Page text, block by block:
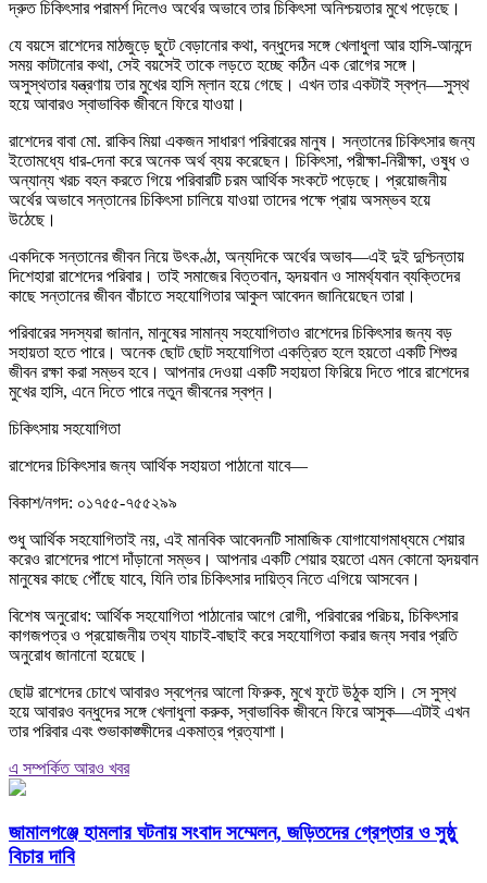
দ্রুত চিকিৎসার পরামর্শ দিলেও অর্থের অভাবে তার চিকিৎসা অনিশ্চয়তার মুখে পড়েছে।
যে বয়সে রাশেদের মাঠজুড়ে ছুটে বেড়ানোর কথা, বন্ধুদের সঙ্গে খেলাধুলা আর হাসি-আনন্দে
সময় কাটানোর কথা, সেই বয়সেই তাকে লড়তে হচ্ছে কঠিন এক রোগের সঙ্গে।
অসুস্থতার যন্ত্রণায় তার মুখের হাসি ম্লান হয়ে গেছে। এখন তার একটাই স্বপ্ন—সুস্থ
হয়ে আবারও স্বাভাবিক জীবনে ফিরে যাওয়া।
রাশেদের বাবা মো. রাকিব মিয়া একজন সাধারণ পরিবারের মানুষ। সন্তানের চিকিৎসার জন্য
ইতোমধ্যে ধার-দেনা করে অনেক অর্থ ব্যয় করেছেন। চিকিৎসা, পরীক্ষা-নিরীক্ষা, ওষুধ ও
অন্যান্য খরচ বহন করতে গিয়ে পরিবারটি চরম আর্থিক সংকটে পড়েছে। প্রয়োজনীয়
অর্থের অভাবে সন্তানের চিকিৎসা চালিয়ে যাওয়া তাদের পক্ষে প্রায় অসম্ভব হয়ে
উঠেছে।
একদিকে সন্তানের জীবন নিয়ে উৎকণ্ঠা, অন্যদিকে অর্থের অভাব—এই দুই দুশ্চিন্তায়
দিশেহারা রাশেদের পরিবার। তাই সমাজের বিত্তবান, হৃদয়বান ও সামর্থ্যবান ব্যক্তিদের
কাছে সন্তানের জীবন বাঁচাতে সহযোগিতার আকুল আবেদন জানিয়েছেন তারা।
পরিবারের সদস্যরা জানান, মানুষের সামান্য সহযোগিতাও রাশেদের চিকিৎসার জন্য বড়
সহায়তা হতে পারে। অনেক ছোট ছোট সহযোগিতা একত্রিত হলে হয়তো একটি শিশুর
জীবন রক্ষা করা সম্ভব হবে। আপনার দেওয়া একটি সহায়তা ফিরিয়ে দিতে পারে রাশেদের
মুখের হাসি, এনে দিতে পারে নতুন জীবনের স্বপ্ন।
চিকিৎসায় সহযোগিতা
রাশেদের চিকিৎসার জন্য আর্থিক সহায়তা পাঠানো যাবে—
বিকাশ/নগদ: ০১৭৫৫-৭৫৫২৯৯
শুধু আর্থিক সহযোগিতাই নয়, এই মানবিক আবেদনটি সামাজিক যোগাযোগমাধ্যমে শেয়ার
করেও রাশেদের পাশে দাঁড়ানো সম্ভব। আপনার একটি শেয়ার হয়তো এমন কোনো হৃদয়বান
মানুষের কাছে পৌঁছে যাবে, যিনি তার চিকিৎসার দায়িত্ব নিতে এগিয়ে আসবেন।
বিশেষ অনুরোধ: আর্থিক সহযোগিতা পাঠানোর আগে রোগী, পরিবারের পরিচয়, চিকিৎসার
কাগজপত্র ও প্রয়োজনীয় তথ্য যাচাই-বাছাই করে সহযোগিতা করার জন্য সবার প্রতি
অনুরোধ জানানো হয়েছে।
ছোট্ট রাশেদের চোখে আবারও স্বপ্নের আলো ফিরুক, মুখে ফুটে উঠুক হাসি। সে সুস্থ
হয়ে আবারও বন্ধুদের সঙ্গে খেলাধুলা করুক, স্বাভাবিক জীবনে ফিরে আসুক—এটাই এখন
তার পরিবার এবং শুভাকাঙ্ক্ষীদের একমাত্র প্রত্যাশা।
এ সম্পর্কিত আরও খবর
জামালগঞ্জে হামলার ঘটনায় সংবাদ সম্মেলন, জড়িতদের গ্রেপ্তার ও সুষ্ঠু
বিচার দাবি